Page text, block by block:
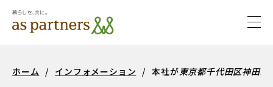
ホーム / インフォメーション / 本社が東京都千代田区神田
サステナビ
サステ